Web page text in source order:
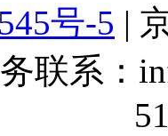
号-5 |
联系：